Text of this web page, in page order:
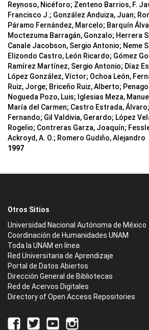
Reynoso, Nicéforo; Zenteno Barrios, F.
Francisco J.; González Anduiza, Juan;
Páramo Fernández, Marcelo; Barquín
Moctezuma Barragán, Gonzalo; Herrera
Canale Jacobson, Sergio Antonio; Neme
Elizondo Castro, León Ricardo; Gómez
Ramírez Martínez, Sergio Antonio; Díaz
López González, Víctor; Ochoa León,
Ruiz, Jorge; Briceño Ruiz, Alberto;
Nogueda Pozo, Luis; Iglesias Meza,
María del Carmen; Castro Estrada,
Fernando; Gil Valdivia, Gerardo; López
Rogelio; Contreras Garza, Joaquín;
Ackroyd, A. O.; Romero Gudiño, Alejandro
1997
Otros Sitios
Universidad Nacional Autónoma de México
Coordinación de Humanidades UNAM
Toda la UNAM en línea
Red Universitaria de Aprendizaje
Portal de Datos Abiertos
Dirección General de Bibliotecas
Red de Acervos Digitales
Directory of Open Access Repositories